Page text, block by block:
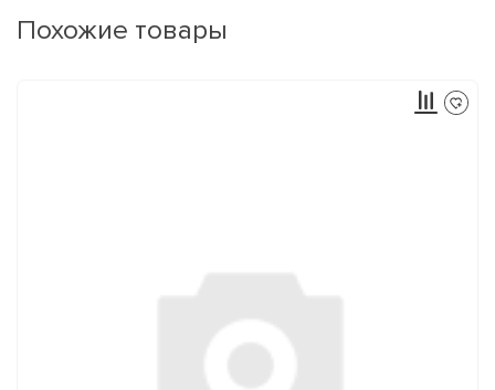
Похожие товары